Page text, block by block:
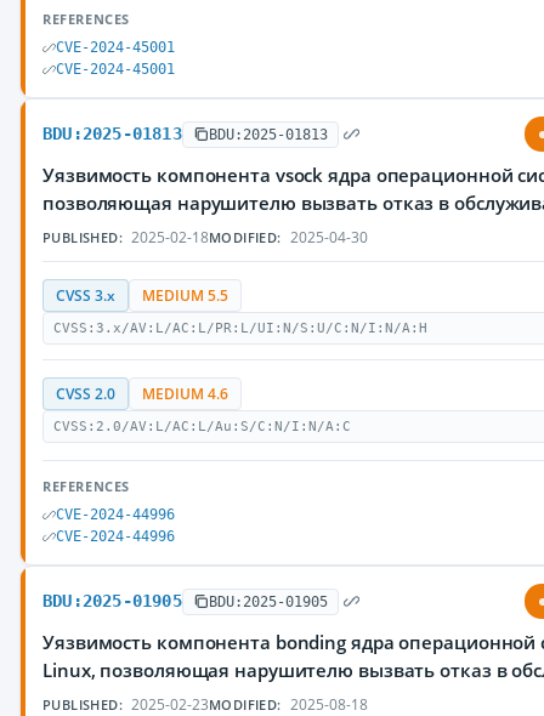
REFERENCES
CVE-2024-45001
CVE-2024-45001
BDU:2025-01813 BDU:2025-01813
Уязвимость компонента vsock ядра операционной
позволяющая нарушителю вызвать отказ в
PUBLISHED: 2025-02-18MODIFIED: 2025-04-30
CVSS 3.x MEDIUM 5.5
CVSS:3.x/AV:L/AC:L/PR:L/UI:N/S:U/C:N/I:N/A:H
CVSS 2.0 MEDIUM 4.6
CVSS:2.0/AV:L/AC:L/Au:S/C:N/I:N/A:C
REFERENCES
CVE-2024-44996
CVE-2024-44996
BDU:2025-01905 BDU:2025-01905
Уязвимость компонента bonding ядра операционной
Linux, позволяющая нарушителю вызвать отказ в
PUBLISHED: 2025-02-23MODIFIED: 2025-08-18